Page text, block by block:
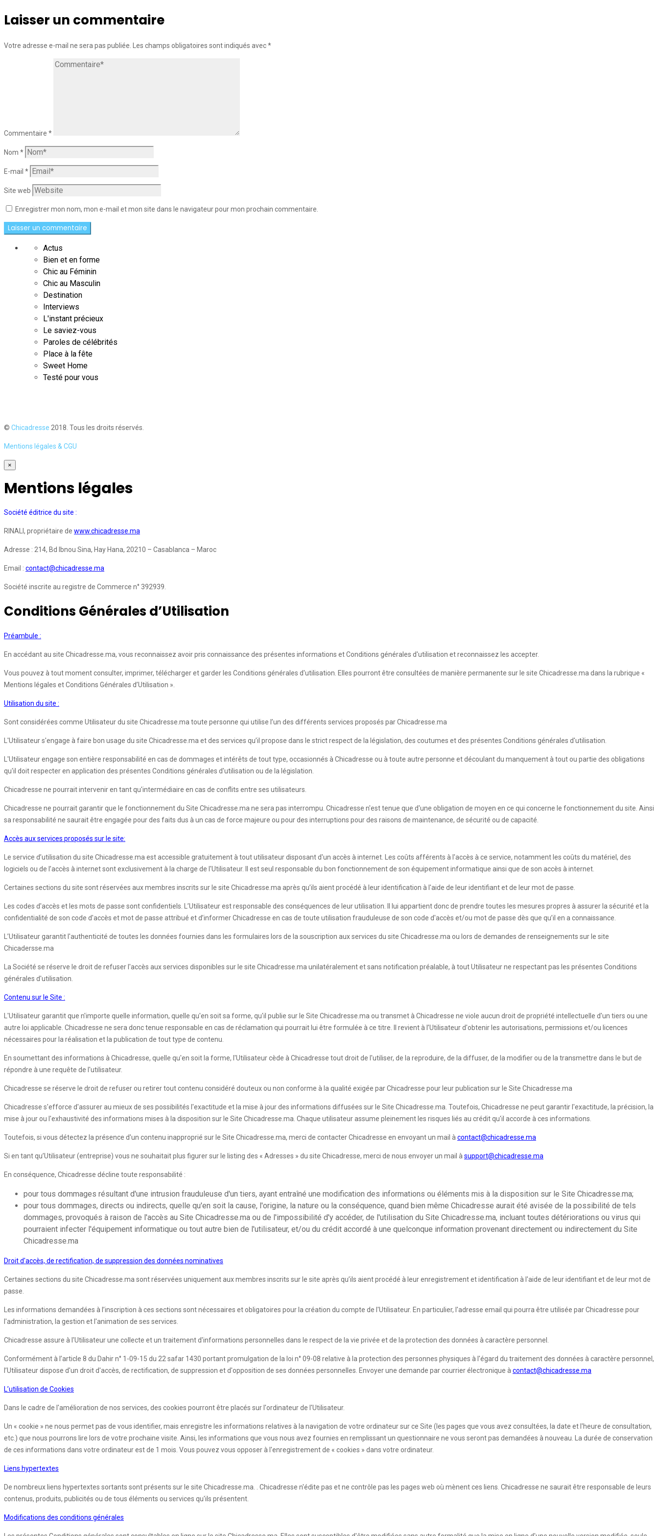
Laisser un commentaire
Votre adresse e-mail ne sera pas publiée. Les champs obligatoires sont indiqués avec*
Commentaire *
Nom *
E-mail *
Site web
Enregistrer mon nom, mon e-mail et mon site dans le navigateur pour mon prochain commentaire.
Actus
Bien et en forme
Chic au Féminin
Chic au Masculin
Destination
Interviews
L'instant précieux
Le saviez-vous
Paroles de célébrités
Place à la fête
Sweet Home
Testé pour vous
© Chicadresse 2018. Tous les droits réservés.
Mentions légales & CGU
×
Mentions légales
Société éditrice du site :
RINALI, propriétaire de www.chicadresse.ma
Adresse : 214, Bd Ibnou Sina, Hay Hana, 20210 – Casablanca – Maroc
Email : contact@chicadresse.ma
Société inscrite au registre de Commerce n° 392939.
Conditions Générales d’Utilisation
Préambule :
En accédant au site Chicadresse.ma, vous reconnaissez avoir pris connaissance des présentes informations et Conditions générales d'utilisation et reconnaissez les accepter.
Vous pouvez à tout moment consulter, imprimer, télécharger et garder les Conditions générales d'utilisation. Elles pourront être consultées de manière permanente sur le site Chicadresse.ma dans la rubrique «
Mentions légales et Conditions Générales d’Utilisation ».
Utilisation du site :
Sont considérées comme Utilisateur du site Chicadresse.ma toute personne qui utilise l’un des différents services proposés par Chicadresse.ma
L'Utilisateur s'engage à faire bon usage du site Chicadresse.ma et des services qu’il propose dans le strict respect de la législation, des coutumes et des présentes Conditions générales d'utilisation.
L'Utilisateur engage son entière responsabilité en cas de dommages et intérêts de tout type, occasionnés à Chicadresse ou à toute autre personne et découlant du manquement à tout ou partie des obligations
qu'il doit respecter en application des présentes Conditions générales d'utilisation ou de la législation.
Chicadresse ne pourrait intervenir en tant qu'intermédiaire en cas de conflits entre ses utilisateurs.
Chicadresse ne pourrait garantir que le fonctionnement du Site Chicadresse.ma ne sera pas interrompu. Chicadresse n'est tenue que d'une obligation de moyen en ce qui concerne le fonctionnement du site. Ainsi
sa responsabilité ne saurait être engagée pour des faits dus à un cas de force majeure ou pour des interruptions pour des raisons de maintenance, de sécurité ou de capacité.
Accès aux services proposés sur le site:
Le service d’utilisation du site Chicadresse.ma est accessible gratuitement à tout utilisateur disposant d'un accès à internet. Les coûts afférents à l'accès à ce service, notamment les coûts du matériel, des
logiciels ou de l’accès à internet sont exclusivement à la charge de l'Utilisateur. Il est seul responsable du bon fonctionnement de son équipement informatique ainsi que de son accès à internet.
Certaines sections du site sont réservées aux membres inscrits sur le site Chicadresse.ma après qu’ils aient procédé à leur identification à l'aide de leur identifiant et de leur mot de passe.
Les codes d'accès et les mots de passe sont confidentiels. L’Utilisateur est responsable des conséquences de leur utilisation. Il lui appartient donc de prendre toutes les mesures propres à assurer la sécurité et la
confidentialité de son code d'accès et mot de passe attribué et d’informer Chicadresse en cas de toute utilisation frauduleuse de son code d'accès et/ou mot de passe dès que qu’il en a connaissance.
L’Utilisateur garantit l'authenticité de toutes les données fournies dans les formulaires lors de la souscription aux services du site Chicadresse.ma ou lors de demandes de renseignements sur le site
Chicadersse.ma
La Société se réserve le droit de refuser l'accès aux services disponibles sur le site Chicadresse.ma unilatéralement et sans notification préalable, à tout Utilisateur ne respectant pas les présentes Conditions
générales d'utilisation.
Contenu sur le Site :
L'Utilisateur garantit que n'importe quelle information, quelle qu'en soit sa forme, qu'il publie sur le Site Chicadresse.ma ou transmet à Chicadresse ne viole aucun droit de propriété intellectuelle d'un tiers ou une
autre loi applicable. Chicadresse ne sera donc tenue responsable en cas de réclamation qui pourrait lui être formulée à ce titre. Il revient à l’Utilisateur d'obtenir les autorisations, permissions et/ou licences
nécessaires pour la réalisation et la publication de tout type de contenu.
En soumettant des informations à Chicadresse, quelle qu'en soit la forme, l'Utilisateur cède à Chicadresse tout droit de l'utiliser, de la reproduire, de la diffuser, de la modifier ou de la transmettre dans le but de
répondre à une requête de l'utilisateur.
Chicadresse se réserve le droit de refuser ou retirer tout contenu considéré douteux ou non conforme à la qualité exigée par Chicadresse pour leur publication sur le Site Chicadresse.ma
Chicadresse s'efforce d'assurer au mieux de ses possibilités l'exactitude et la mise à jour des informations diffusées sur le Site Chicadresse.ma. Toutefois, Chicadresse ne peut garantir l'exactitude, la précision, la
mise à jour ou l'exhaustivité des informations mises à la disposition sur le Site Chicadresse.ma. Chaque utilisateur assume pleinement les risques liés au crédit qu'il accorde à ces informations.
Toutefois, si vous détectez la présence d'un contenu inapproprié sur le Site Chicadresse.ma, merci de contacter Chicadresse en envoyant un mail àcontact@chicadresse.ma
Si en tant qu’Utilisateur (entreprise) vous ne souhaitait plus figurer sur le listing des « Adresses » du site Chicadresse, merci de nous envoyer un mail àsupport@chicadresse.ma
En conséquence, Chicadresse décline toute responsabilité :
pour tous dommages résultant d'une intrusion frauduleuse d'un tiers, ayant entraîné une modification des informations ou éléments mis à la disposition sur le Site Chicadresse.ma;
pour tous dommages, directs ou indirects, quelle qu'en soit la cause, l'origine, la nature ou la conséquence, quand bien même Chicadresse aurait été avisée de la possibilité de tels
dommages, provoqués à raison de l'accès au Site Chicadresse.ma ou de l'impossibilité d'y accéder, de l'utilisation du Site Chicadresse.ma, incluant toutes détériorations ou virus qui
pourraient infecter l'équipement informatique ou tout autre bien de l'utilisateur, et/ou du crédit accordé à une quelconque information provenant directement ou indirectement du Site
Chicadresse.ma
Droit d'accès, de rectification, de suppression des données nominatives
Certaines sections du site Chicadresse.ma sont réservées uniquement aux membres inscrits sur le site après qu’ils aient procédé à leur enregistrement et identification à l'aide de leur identifiant et de leur mot de
passe.
Les informations demandées à l’inscription à ces sections sont nécessaires et obligatoires pour la création du compte de l'Utilisateur. En particulier, l'adresse email qui pourra être utilisée par Chicadresse pour
l'administration, la gestion et l'animation de ses services.
Chicadresse assure à l'Utilisateur une collecte et un traitement d'informations personnelles dans le respect de la vie privée et de la protection des données à caractère personnel.
Conformément à l’article 8 du Dahir n° 1-09-15 du 22 safar 1430 portant promulgation de la loi n° 09-08 relative à la protection des personnes physiques à l'égard du traitement des données à caractère personnel,
l’Utilisateur dispose d'un droit d'accès, de rectification, de suppression et d'opposition de ses données personnelles. Envoyer une demande par courrier électronique àcontact@chicadresse.ma
L’utilisation de Cookies
Dans le cadre de l'amélioration de nos services, des cookies pourront être placés sur l'ordinateur de l'Utilisateur.
Un « cookie » ne nous permet pas de vous identifier, mais enregistre les informations relatives à la navigation de votre ordinateur sur ce Site (les pages que vous avez consultées, la date et l'heure de consultation,
etc.) que nous pourrons lire lors de votre prochaine visite. Ainsi, les informations que vous nous avez fournies en remplissant un questionnaire ne vous seront pas demandées à nouveau. La durée de conservation
de ces informations dans votre ordinateur est de 1 mois. Vous pouvez vous opposer à l'enregistrement de « cookies » dans votre ordinateur.
Liens hypertextes
De nombreux liens hypertextes sortants sont présents sur le site Chicadresse.ma. . Chicadresse n'édite pas et ne contrôle pas les pages web où mènent ces liens. Chicadresse ne saurait être responsable de leurs
contenus, produits, publicités ou de tous éléments ou services qu'ils présentent.
Modifications des conditions générales